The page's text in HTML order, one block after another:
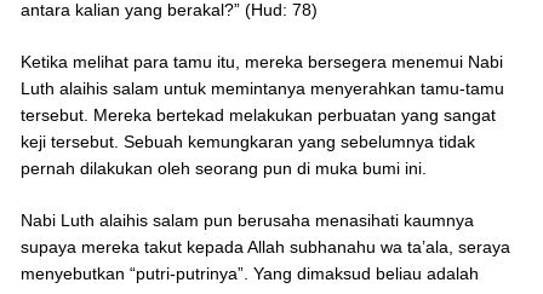
antara kalian yang berakal?” (Hud: 78)
Ketika melihat para tamu itu, mereka bersegera menemui Nabi
Luth alaihis salam untuk memintanya menyerahkan tamu-tamu
tersebut. Mereka bertekad melakukan perbuatan yang sangat
keji tersebut. Sebuah kemungkaran yang sebelumnya tidak
pernah dilakukan oleh seorang pun di muka bumi ini.
Nabi Luth alaihis salam pun berusaha menasihati kaumnya
supaya mereka takut kepada Allah subhanahu wa ta’ala, seraya
menyebutkan “putri-putrinya”. Yang dimaksud beliau adalah